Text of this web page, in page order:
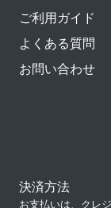
ご利用ガイド
よくある質問
お問い合わせ
決済方法
お支払いは、クレ